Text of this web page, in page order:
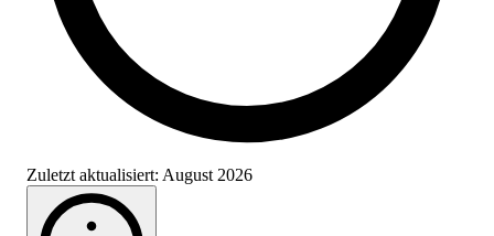
Zuletzt aktualisiert: August 2026